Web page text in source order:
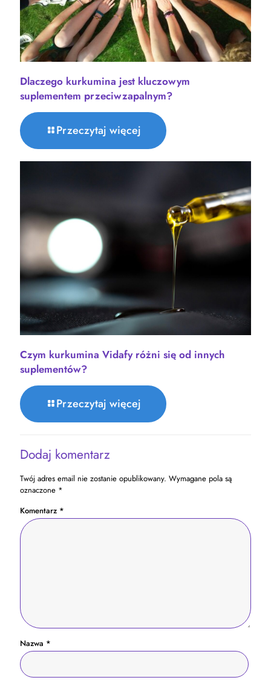
Dlaczego kurkumina jest kluczowym
suplementem przeciwzapalnym?
Przeczytaj więcej
Czym kurkumina Vidafy różni się od innych
suplementów?
Przeczytaj więcej
Dodaj komentarz
Twój adres email nie zostanie opublikowany. Wymagane pola są
oznaczone *
Komentarz *
Nazwa *